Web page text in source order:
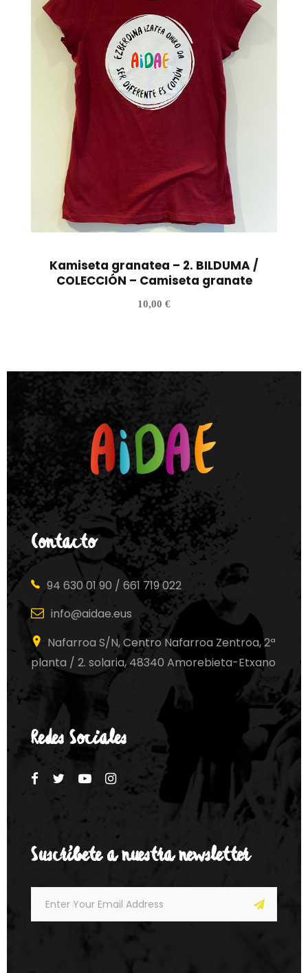
Kamiseta granatea – 2. BILDUMA /
COLECCIÓN – Camiseta granate
10,00 €
Contacto
94 630 01 90 / 661 719 022
info@aidae.eus
Nafarroa S/N, Centro Nafarroa Zentroa, 2ª
planta / 2. solaria, 48340 Amorebieta-Etxano
Redes Sociales
Suscríbete a nuestra newsletter